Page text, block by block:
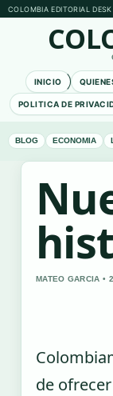
COLOMBIA EDITORIAL DESK
INICIO
POLITICA DE
BLOG ECONOMIA
MATEO GARCIA •
de